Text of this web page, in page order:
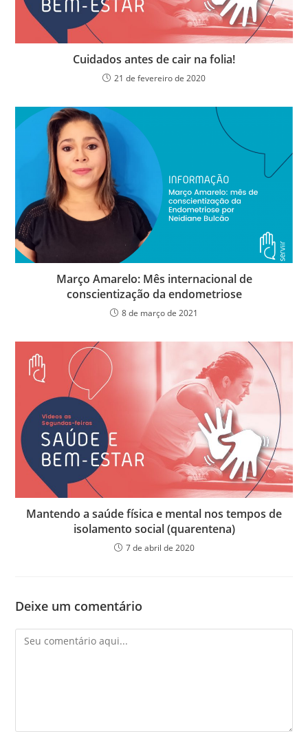
Cuidados antes de cair na folia!
21 de fevereiro de 2020
Março Amarelo: Mês internacional de
conscientização da endometriose
8 de março de 2021
Mantendo a saúde física e mental nos tempos de
isolamento social (quarentena)
7 de abril de 2020
Deixe um comentário